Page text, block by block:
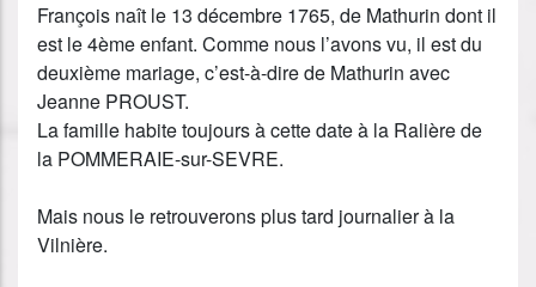
François naît le 13 décembre 1765, de Mathurin dont il
est le 4ème enfant. Comme nous l’avons vu, il est du
deuxième mariage, c’est-à-dire de Mathurin avec
Jeanne PROUST.
La famille habite toujours à cette date à la Ralière de
la POMMERAIE-sur-SEVRE.
Mais nous le retrouverons plus tard journalier à la
Vilnière.